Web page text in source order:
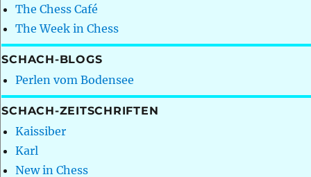
The Chess Café
The Week in Chess
SCHACH-BLOGS
Perlen vom Bodensee
SCHACH-ZEITSCHRIFTEN
Kaissiber
Karl
New in Chess